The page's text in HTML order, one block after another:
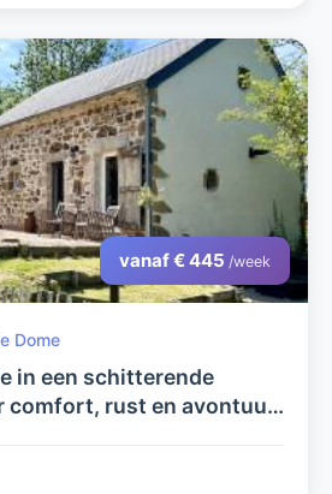
vanaf € 445 /week
Dome
in een schitterende
comfort, rust en avontuur